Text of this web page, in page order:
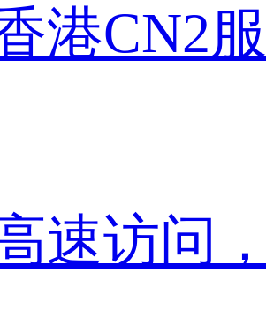
港CN2
速访问